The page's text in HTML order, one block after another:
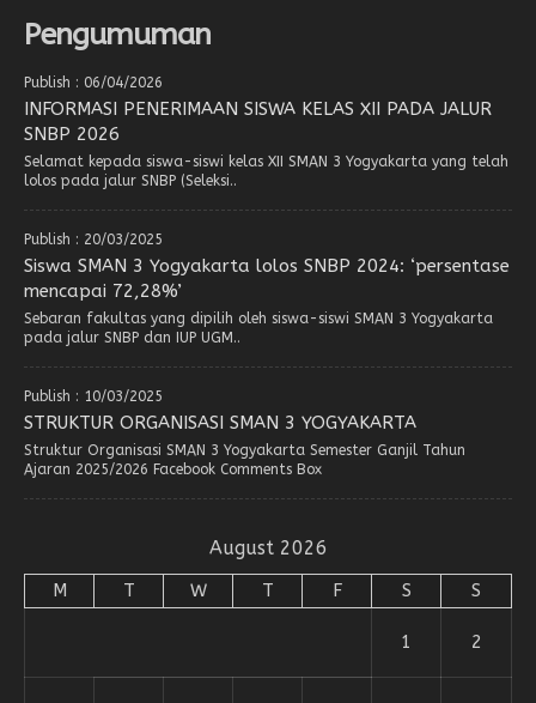
Pengumuman
Publish : 06/04/2026
INFORMASI PENERIMAAN SISWA KELAS XII PADA JALUR
SNBP 2026
Selamat kepada siswa-siswi kelas XII SMAN 3 Yogyakarta yang telah
lolos pada jalur SNBP (Seleksi..
Publish : 20/03/2025
Siswa SMAN 3 Yogyakarta lolos SNBP 2024: ‘persentase
mencapai 72,28%’
Sebaran fakultas yang dipilih oleh siswa-siswi SMAN 3 Yogyakarta
pada jalur SNBP dan IUP UGM..
Publish : 10/03/2025
STRUKTUR ORGANISASI SMAN 3 YOGYAKARTA
Struktur Organisasi SMAN 3 Yogyakarta Semester Ganjil Tahun
Ajaran 2025/2026 Facebook Comments Box
August 2026
M T W T F S S
1 2